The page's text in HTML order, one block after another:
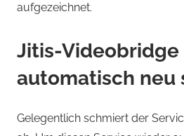
aufgezeichnet.
Jitis-Videobridge
automatisch neu
Gelegentlich schmiert der